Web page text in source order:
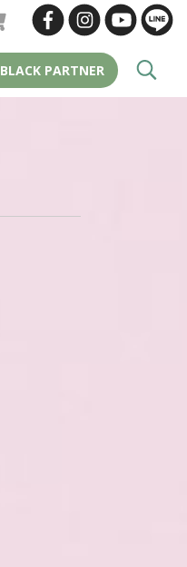
BLACK PARTNER